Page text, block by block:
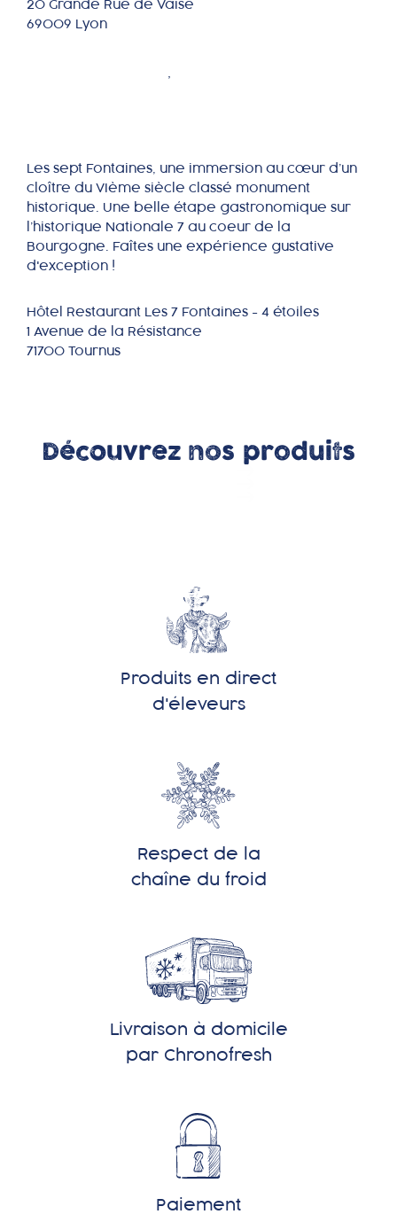
20 Grande Rue de Vaise
69009 Lyon
,
Les sept Fontaines, une immersion au cœur d’un
cloître du VIème siècle classé monument
historique. Une belle étape gastronomique sur
l’historique Nationale 7 au coeur de la
Bourgogne. Faîtes une expérience gustative
d'exception !
Hôtel Restaurant Les 7 Fontaines - 4 étoiles
1 Avenue de la Résistance
71700 Tournus
Découvrez nos produits
VEAU
BOEUF
Produits en direct
d'éleveurs
Respect de la
chaîne du froid
Livraison à domicile
par Chronofresh
Paiement